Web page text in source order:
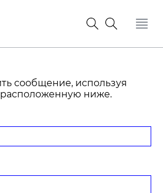
сообщение, используя
расположенную ниже.